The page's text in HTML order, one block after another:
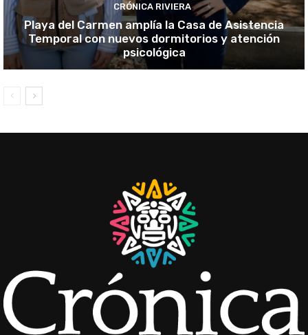
CRÓNICA RIVIERA
Playa del Carmen amplía la Casa de Asistencia
Temporal con nuevos dormitorios y atención
psicológica